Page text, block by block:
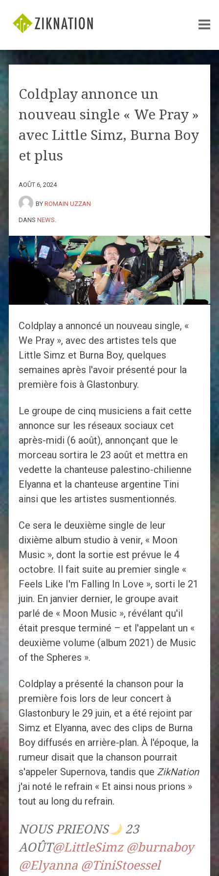
Coldplay annonce un
nouveau single « We Pray »
avec Little Simz, Burna Boy
et plus
AOÛT 6, 2024
BY ROMAIN UZZAN
DANS NEWS
Coldplay a annoncé un nouveau single, «
We Pray », avec des artistes tels que
Little Simz et Burna Boy, quelques
semaines après l'avoir présenté pour la
première fois à Glastonbury.
Le groupe de cinq musiciens a fait cette
annonce sur les réseaux sociaux cet
après-midi (6 août), annonçant que le
morceau sortira le 23 août et mettra en
vedette la chanteuse palestino-chilienne
Elyanna et la chanteuse argentine Tini
ainsi que les artistes susmentionnés.
Ce sera le deuxième single de leur
dixième album studio à venir, « Moon
Music », dont la sortie est prévue le 4
octobre. Il fait suite au premier single «
Feels Like I'm Falling In Love », sorti le 21
juin. En janvier dernier, le groupe avait
parlé de « Moon Music », révélant qu'il
était presque terminé – et l'appelant un «
deuxième volume (album 2021) de Music
of the Spheres ».
Coldplay a présenté la chanson pour la
première fois lors de leur concert à
Glastonbury le 29 juin, et a été rejoint par
Simz et Elyanna, avec des clips de Burna
Boy diffusés en arrière-plan. À l'époque, la
rumeur disait que la chanson pourrait
s'appeler Supernova, tandis que ZikNation
j'ai noté le refrain « Et ainsi nous prions »
tout au long du refrain.
NOUS PRIEONS
23
AOÛT@LittleSimz @burnaboy
@Elyanna @TiniStoessel